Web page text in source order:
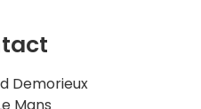
Demorieux